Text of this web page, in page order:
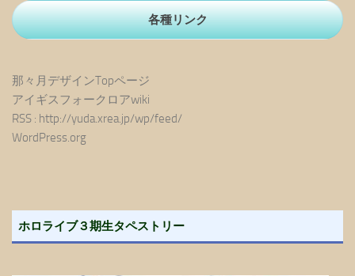
各種リンク
那々月デザインTopページ
アイギスフォークロアwiki
RSS : http://yuda.xrea.jp/wp/feed/
WordPress.org
ホロライブ３期生タペストリー